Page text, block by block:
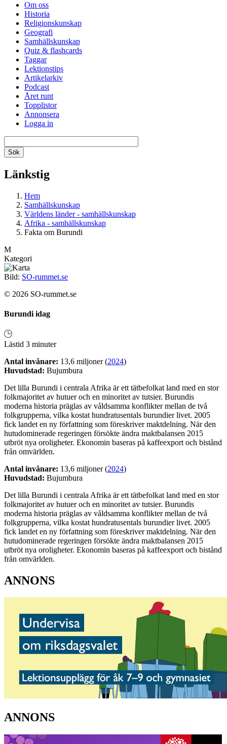
Om oss
Historia
Religionskunskap
Geografi
Samhällskunskap
Quiz & flashcards
Taggar
Lektionstips
Artikelarkiv
Podcast
Året runt
Topplistor
Annonsera
Logga in
Länkstig
Hem
Samhällskunskap
Världens länder - samhällskunskap
Afrika - samhällskunskap
Fakta om Burundi
M
Kategori
Bild: SO-rummet.se
© 2026 SO-rummet.se
Burundi idag
Lästid 3 minuter
Antal invånare: 13,6 miljoner (2024)
Huvudstad: Bujumbura
Det lilla Burundi i centrala Afrika är ett tätbefolkat land med en stor
folkmajoritet av hutuer och en minoritet av tutsier. Burundis
moderna historia präglas av våldsamma konflikter mellan de två
folkgrupperna, vilka kostat hundratusentals burundier livet. 2005
fick landet en ny författning som föreskriver maktdelning. När den
hutudominerade regeringen försökte ändra maktbalansen 2015
utbröt nya oroligheter. Ekonomin baseras på kaffeexport och bistånd
från omvärlden.
Antal invånare: 13,6 miljoner (2024)
Huvudstad: Bujumbura
Det lilla Burundi i centrala Afrika är ett tätbefolkat land med en stor
folkmajoritet av hutuer och en minoritet av tutsier. Burundis
moderna historia präglas av våldsamma konflikter mellan de två
folkgrupperna, vilka kostat hundratusentals burundier livet. 2005
fick landet en ny författning som föreskriver maktdelning. När den
hutudominerade regeringen försökte ändra maktbalansen 2015
utbröt nya oroligheter. Ekonomin baseras på kaffeexport och bistånd
från omvärlden.
ANNONS
ANNONS